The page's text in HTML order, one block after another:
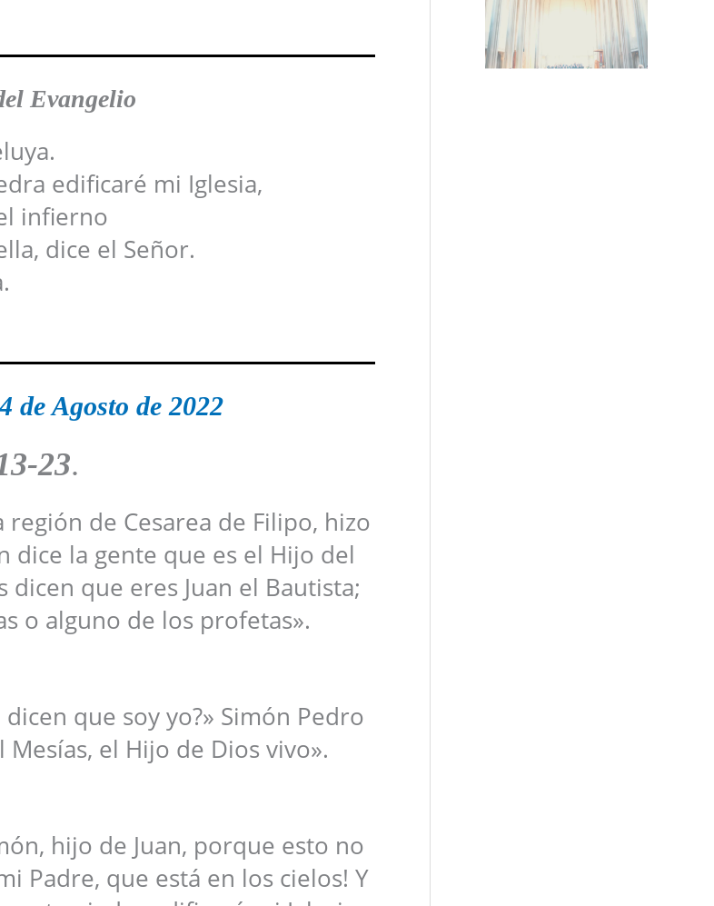
Evangelio
edificaré mi Iglesia,
infierno
dice el Señor.
de Agosto de 2022
23.
de Cesarea de Filipo, hizo
dice la gente que es el Hijo del
que eres Juan el Bautista;
o alguno de los profetas».
que soy yo?» Simón Pedro
el Hijo de Dios vivo».
hijo de Juan, porque esto no
Padre, que está en los cielos! Y